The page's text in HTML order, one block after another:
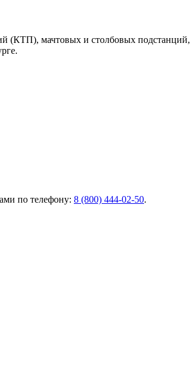
(КТП), мачтовых и столбовых
по телефону: 8 (800) 444-02-50.